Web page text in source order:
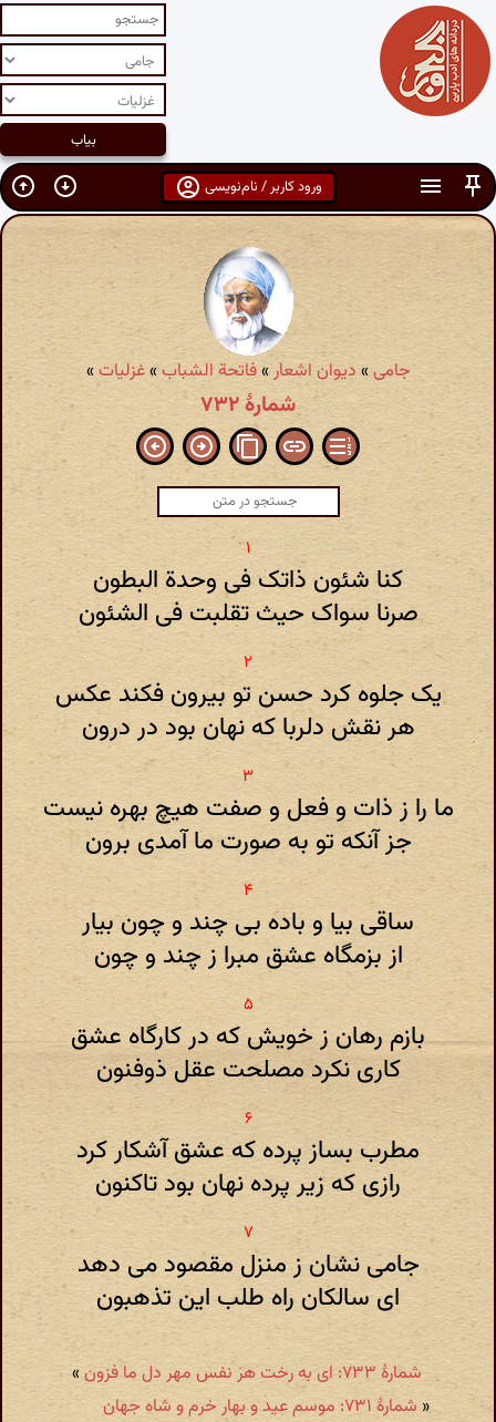
ورود کاربر / نام‌نویسی
جامی» دیوان اشعار»فاتحة الشباب»غزلیات»
شمارهٔ ۷۳۲
کنا شئون ذاتک فی وحدة البطون
صرنا سواک حیث تقلبت فی الشئون
یک جلوه کرد حسن تو بیرون فکند عکس
هر نقش دلربا که نهان بود در درون
ما را ز ذات و فعل و صفت هیچ بهره نیست
جز آنکه تو به صورت ما آمدی برون
ساقی بیا و باده بی چند و چون بیار
از بزمگاه عشق مبرا ز چند و چون
بازم رهان ز خویش که در کارگاه عشق
کاری نکرد مصلحت عقل ذوفنون
مطرب بساز پرده که عشق آشکار کرد
رازی که زیر پرده نهان بود تاکنون
جامی نشان ز منزل مقصود می دهد
ای سالکان راه طلب این تذهبون
شمارهٔ ۷۳۳: ای به رخت هر نفس مهر دل ما فزون
»
« شمارهٔ ۷۳۱: موسم عید و بهار خرم و شاه جهان